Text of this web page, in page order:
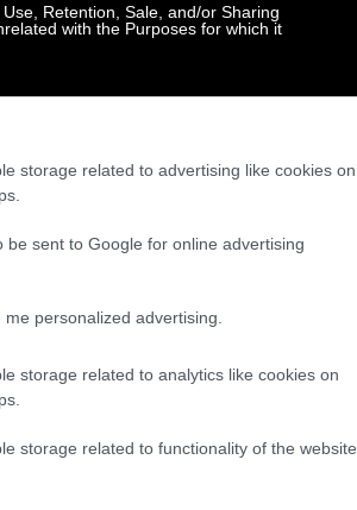
Retention, Sale, and/or Sharing
with the Purposes for which it
storage related to advertising like cookies on
be sent to Google for online advertising
personalized advertising.
storage related to analytics like cookies on
storage related to functionality of the website